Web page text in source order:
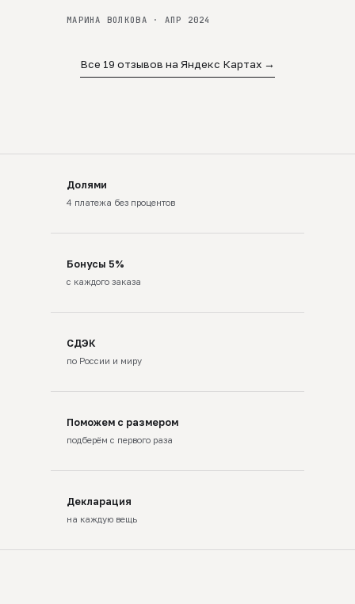
МАРИНА ВОЛКОВА · АПР 2024
Все 19 отзывов на Яндекс Картах →
Долями
4 платежа без процентов
Бонусы 5%
с каждого заказа
СДЭК
по России и миру
Поможем с размером
подберём с первого раза
Декларация
на каждую вещь